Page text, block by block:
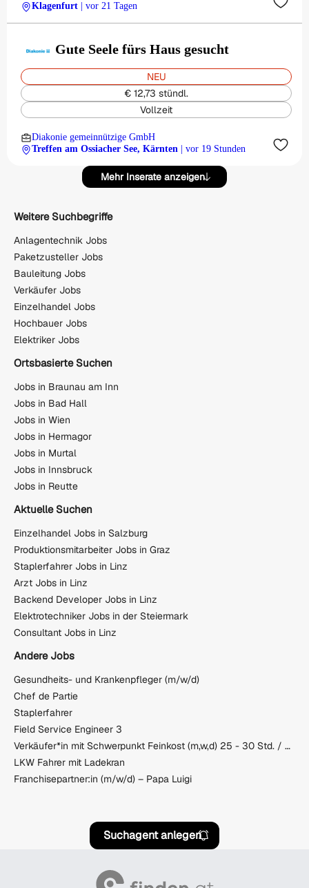
Klagenfurt
| vor 21 Tagen
Gute Seele fürs Haus gesucht
NEU
€ 12,73 stündl.
Vollzeit
Diakonie gemeinnützige GmbH
Treffen am Ossiacher See, Kärnten
| vor 19 Stunden
Mehr Inserate anzeigen
Weitere Suchbegriffe
Anlagentechnik Jobs
Paketzusteller Jobs
Bauleitung Jobs
Verkäufer Jobs
Einzelhandel Jobs
Hochbauer Jobs
Elektriker Jobs
Ortsbasierte Suchen
Jobs in Braunau am Inn
Jobs in Bad Hall
Jobs in Wien
Jobs in Hermagor
Jobs in Murtal
Jobs in Innsbruck
Jobs in Reutte
Aktuelle Suchen
Einzelhandel Jobs in Salzburg
Produktionsmitarbeiter Jobs in Graz
Staplerfahrer Jobs in Linz
Arzt Jobs in Linz
Backend Developer Jobs in Linz
Elektrotechniker Jobs in der Steiermark
Consultant Jobs in Linz
Andere Jobs
Gesundheits- und Krankenpfleger (m/w/d)
Chef de Partie
Staplerfahrer
Field Service Engineer 3
Verkäufer*in mit Schwerpunkt Feinkost (m,w,d) 25 - 30 Std. / Woche
LKW Fahrer mit Ladekran
Franchisepartner:in (m/w/d) – Papa Luigi
Suchagent anlegen